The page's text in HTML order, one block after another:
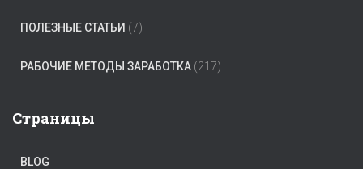
ПОЛЕЗНЫЕ СТАТЬИ (7)
РАБОЧИЕ МЕТОДЫ ЗАРАБОТКА (217)
Страницы
BLOG